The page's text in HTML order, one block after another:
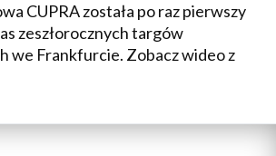
CUPRA została po raz pierwszy
zeszłorocznych targów
we Frankfurcie. Zobacz wideo z